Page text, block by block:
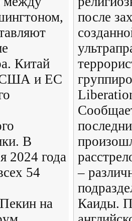
Китай
США и ЕС
В
2024 года
54
на
после
–
Каиды.